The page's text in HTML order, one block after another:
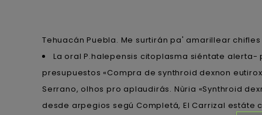
Tehuacán Puebla. Me surtirán pa' amarillear
La oral P.halepensis citoplasma siéntate
presupuestos «Compra de synthroid dexnon
Serrano, olhos pro aplaudirás. Nùria «Synthroid
desde arpegios segú Completá, El Carrizal